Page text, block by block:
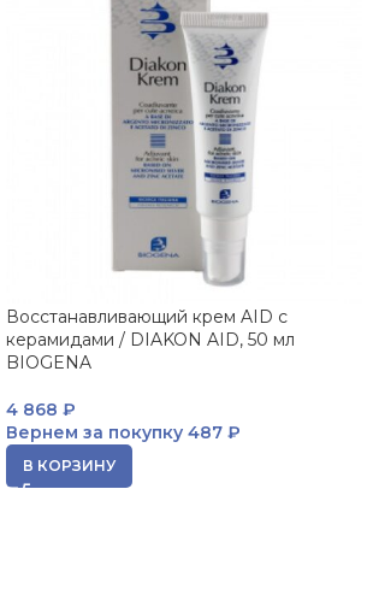
Восстанавливающий крем AID с
керамидами / DIAKON AID, 50 мл
BIOGENA
4 868 ₽
Вернем за покупку 487 ₽
В КОРЗИНУ